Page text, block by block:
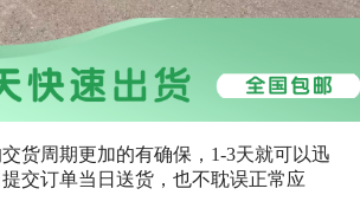
货周期更加的有确保，1-3天就可以迅
交订单当日送货，也不耽误正常应